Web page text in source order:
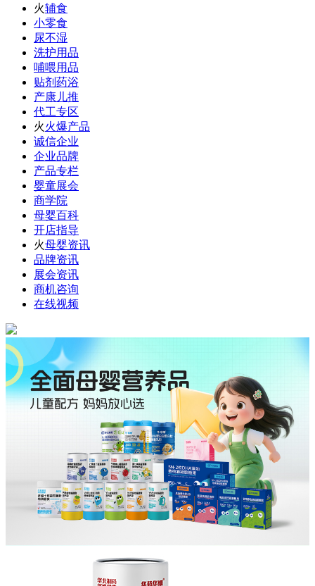
火辅食
小零食
尿不湿
洗护用品
哺喂用品
贴剂药浴
产康儿推
代工专区
火火爆产品
诚信企业
企业品牌
产品专栏
婴童展会
商学院
母婴百科
开店指导
火母婴资讯
品牌资讯
展会资讯
商机咨询
在线视频